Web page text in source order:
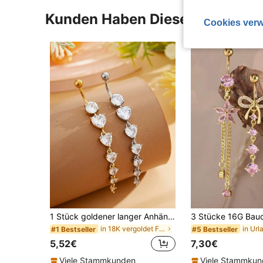
Kunden Haben Diese Artikel
1 Stück goldener langer Anhänger mit 6 Stücken Zirkonia Herzform eingelegt Bauchnabelring, Edelstahl Bauchnabelpiercing Schmuck
#1 Bestseller in 18K vergoldet Frauen Bauch Ring
5,52€
Viele Stammkunden
#5 Bestseller
7,30€
Viele
Cookies